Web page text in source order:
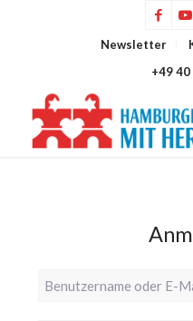
Newsletter
+49
Benutzername oder E-